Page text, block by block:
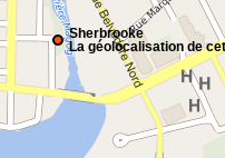
Sherbrooke
La géolocalisation de